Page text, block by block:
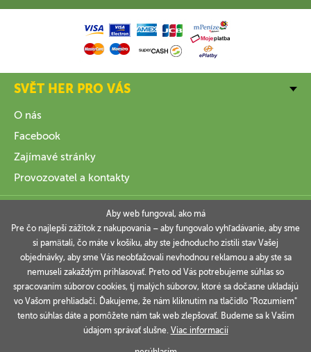
SVĚT HER PRO VÁS
O nás
Facebook
Zajímavé stránky
Provozovatel a kontakty
INFORMACE
VAŠE OBJEDNÁVKY
Technicky zajišťujeSimplia.cz.
Aby web fungoval, ako má
Pre čo najlepší zážitok z nakupovania – aby fungovalo vyhľadávanie, aby sme
si pamätali, čo máte v košíku, aby ste jednoducho zistili stav Vašej
objednávky, aby sme Vás neobťažovali nevhodnou reklamou a aby ste sa
nemuseli zakaždým prihlasovať. Preto od Vás potrebujeme súhlas so
spracovaním súborov cookies, tj malých súborov, ktoré sa dočasne ukladajú
vo Vašom prehliadači. Ďakujeme, že nám kliknutím na tlačidlo "Rozumiem"
tento súhlas dáte a pomôžete nám tak web zlepšovať. Budeme sa k Vašim
údajom správať slušne. Viac informacií